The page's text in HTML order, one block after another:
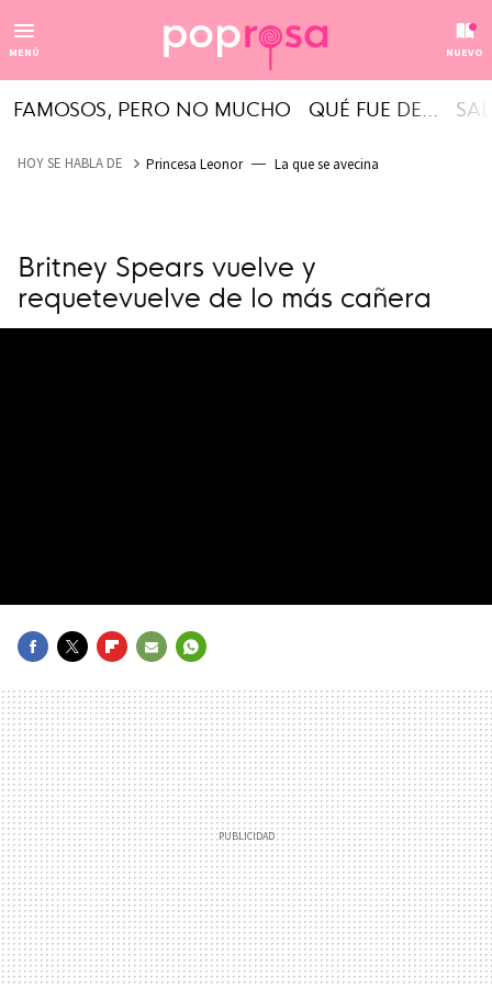
MENÚ NUEVO
FAMOSOS, PERO NO MUCHO QUÉ FUE DE...
HOY SE HABLA DE Princesa Leonor La que se avecina
Britney Spears vuelve y
requetevuelve de lo más cañera
MAIL